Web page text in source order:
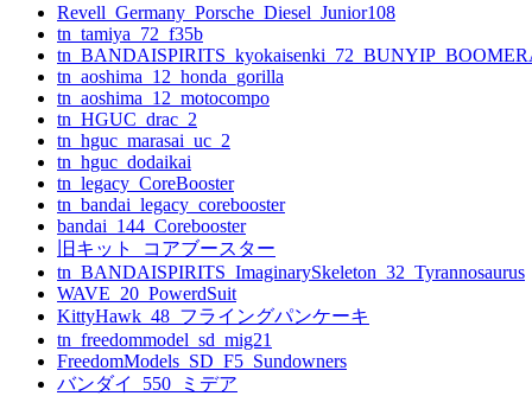
Revell_Germany_Porsche_Diesel_Junior108
tn_tamiya_72_f35b
tn_aoshima_12_honda_gorilla
tn_aoshima_12_motocompo
tn_HGUC_drac_2
tn_hguc_marasai_uc_2
tn_hguc_dodaikai
tn_legacy_CoreBooster
tn_bandai_legacy_corebooster
bandai_144_Corebooster
旧キット_コアブースター
tn_BANDAISPIRITS_ImaginarySkeleton_32_Tyrannosaurus
WAVE_20_PowerdSuit
KittyHawk_48_フライングパンケーキ
tn_freedommodel_sd_mig21
FreedomModels_SD_F5_Sundowners
バンダイ_550_ミデア